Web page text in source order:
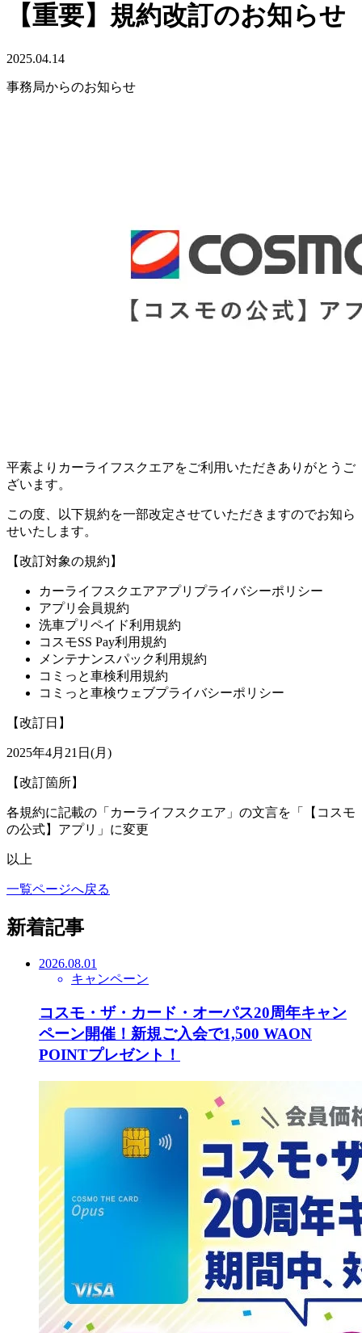
【重要】規約改訂のお知らせ
2025.04.14
事務局からのお知らせ
平素よりカーライフスクエアをご利用いただきありがとうご
ざいます。
この度、以下規約を一部改定させていただきますのでお知ら
せいたします。
【改訂対象の規約】
カーライフスクエアアプリプライバシーポリシー
アプリ会員規約
洗車プリペイド利用規約
コスモSS Pay利用規約
メンテナンスパック利用規約
コミっと車検利用規約
コミっと車検ウェブプライバシーポリシー
【改訂日】
2025年4月21日(月)
【改訂箇所】
各規約に記載の「カーライフスクエア」の文言を「【コスモ
の公式】アプリ」に変更
以上
一覧ページへ戻る
新着記事
2026.08.01
キャンペーン
コスモ・ザ・カード・オーパス20周年キャン
ペーン開催！新規ご入会で1,500 WAON
POINTプレゼント！